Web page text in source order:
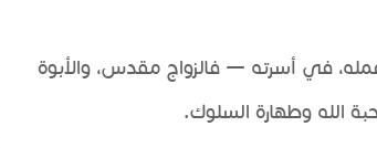
في أسرته — فالزواج مقدس، والأبوة
الله وطهارة السلوك.